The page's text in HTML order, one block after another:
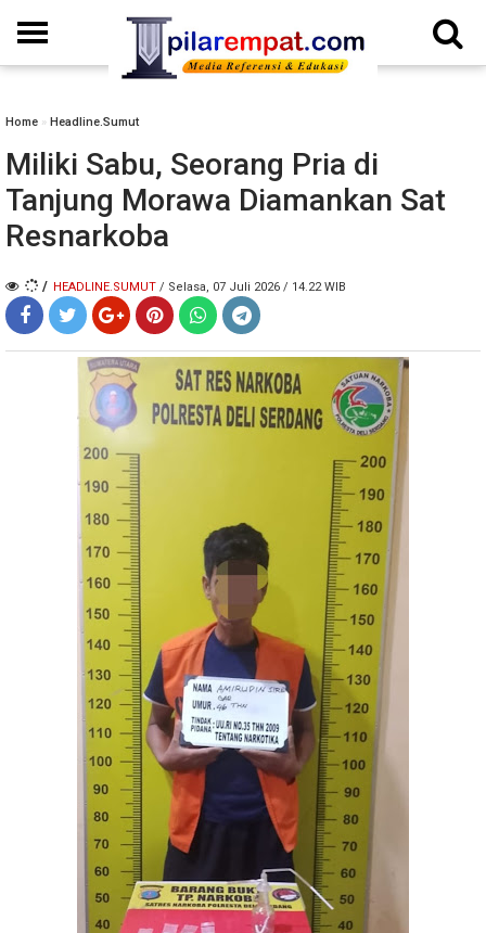
Home » Headline.Sumut
Miliki Sabu, Seorang Pria di
Tanjung Morawa Diamankan Sat
Resnarkoba
/ HEADLINE.SUMUT / Selasa, 07 Juli 2026 / 14.22 WIB